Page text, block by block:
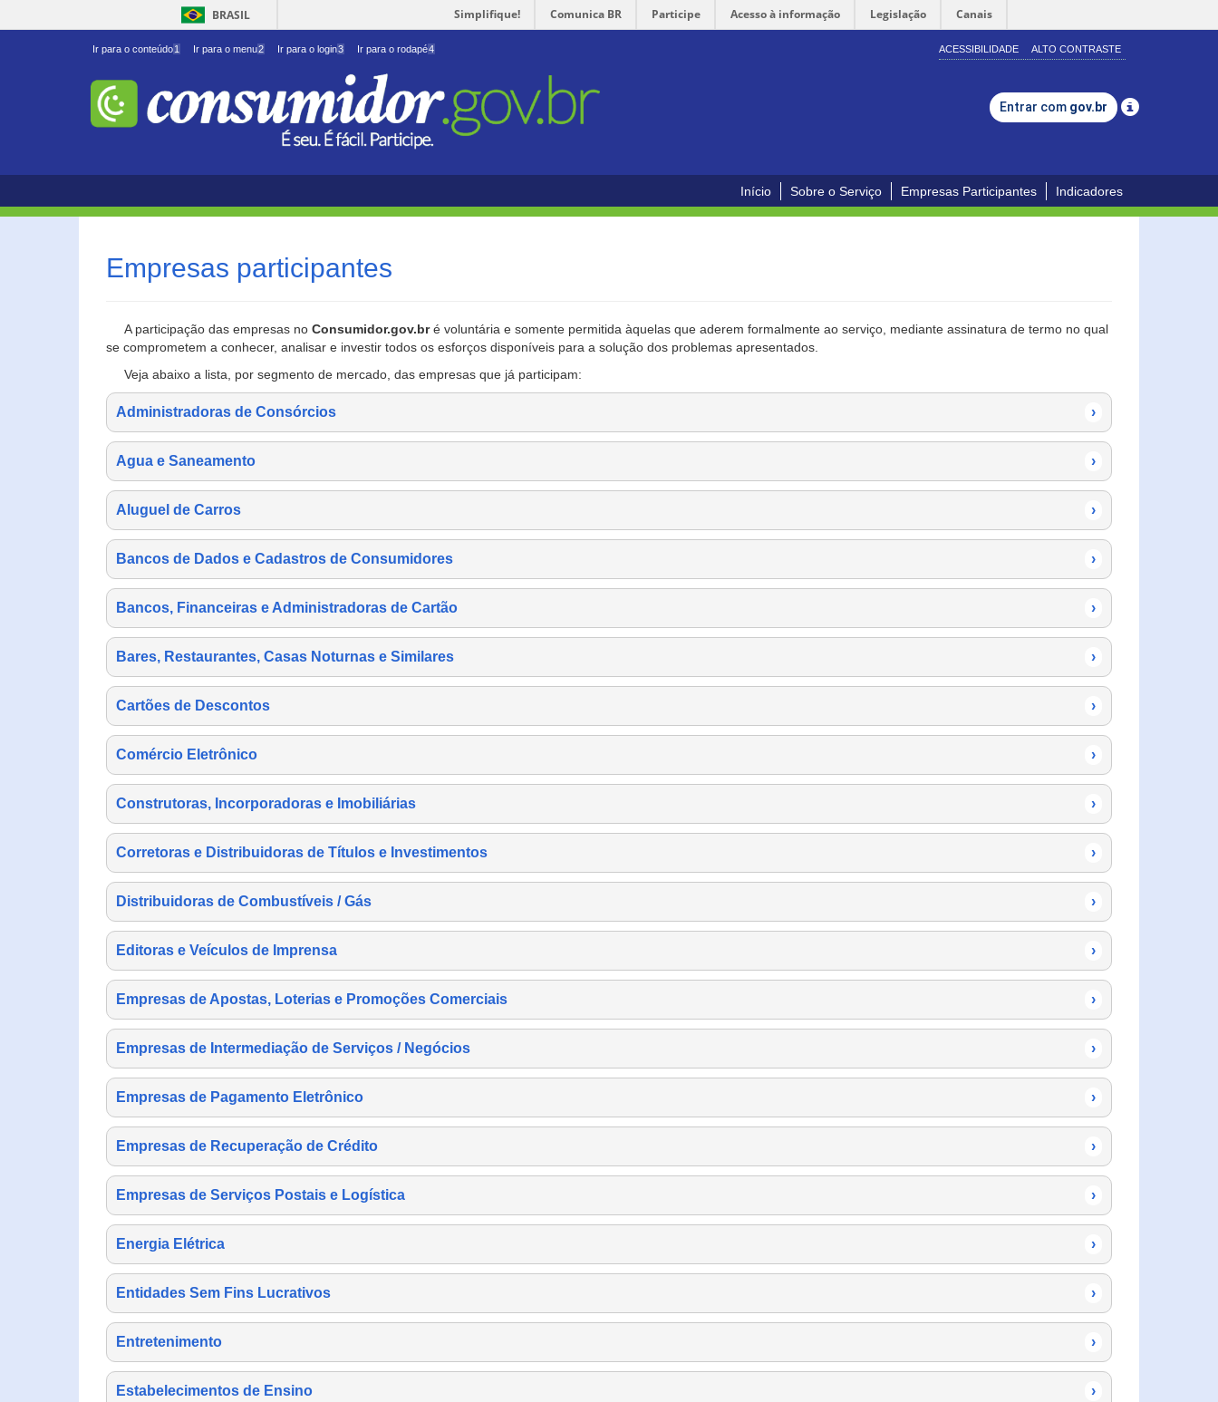
BRASIL Simplifique! Comunica BR Participe Acesso à informação Legislação Canais
Ir para o conteúdo1 Ir para o menu2 Ir para o login3 Ir para o rodapé4 ACESSIBILIDADE ALTO CONTRASTE
Entrar com gov.br
Início Sobre o Serviço Empresas Participantes Indicadores
Empresas participantes
A participação das empresas no Consumidor.gov.bré voluntária e somente permitida àquelas que aderem formalmente ao serviço, mediante assinatura de termo no qual
se comprometem a conhecer, analisar e investir todos os esforços disponíveis para a solução dos problemas apresentados.
Veja abaixo a lista, por segmento de mercado, das empresas que já participam:
Administradoras de Consórcios ›
Agua e Saneamento ›
Aluguel de Carros ›
Bancos de Dados e Cadastros de Consumidores ›
Bancos, Financeiras e Administradoras de Cartão ›
Bares, Restaurantes, Casas Noturnas e Similares ›
Cartões de Descontos ›
Comércio Eletrônico ›
Construtoras, Incorporadoras e Imobiliárias ›
Corretoras e Distribuidoras de Títulos e Investimentos ›
Distribuidoras de Combustíveis / Gás ›
Editoras e Veículos de Imprensa ›
Empresas de Apostas, Loterias e Promoções Comerciais ›
Empresas de Intermediação de Serviços / Negócios ›
Empresas de Pagamento Eletrônico ›
Empresas de Recuperação de Crédito ›
Empresas de Serviços Postais e Logística ›
Energia Elétrica ›
Entidades Sem Fins Lucrativos ›
Entretenimento ›
Estabelecimentos de Ensino ›